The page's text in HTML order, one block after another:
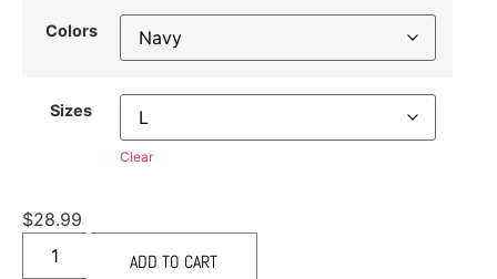
Colors
Sizes
Clear
$28.99
ADD TO CART